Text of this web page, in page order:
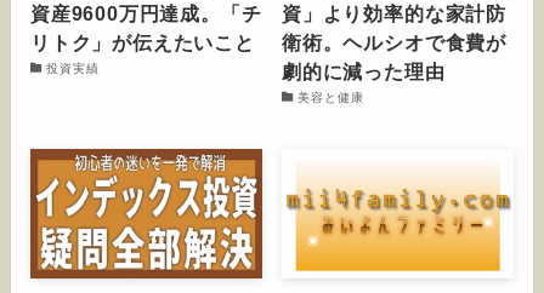
資産9600万円達成。「チ
リトク」が伝えたいこと
投資実績
資」より効率的な家計防
衛術。ヘルシオで食費が
劇的に減った理由
美容と健康